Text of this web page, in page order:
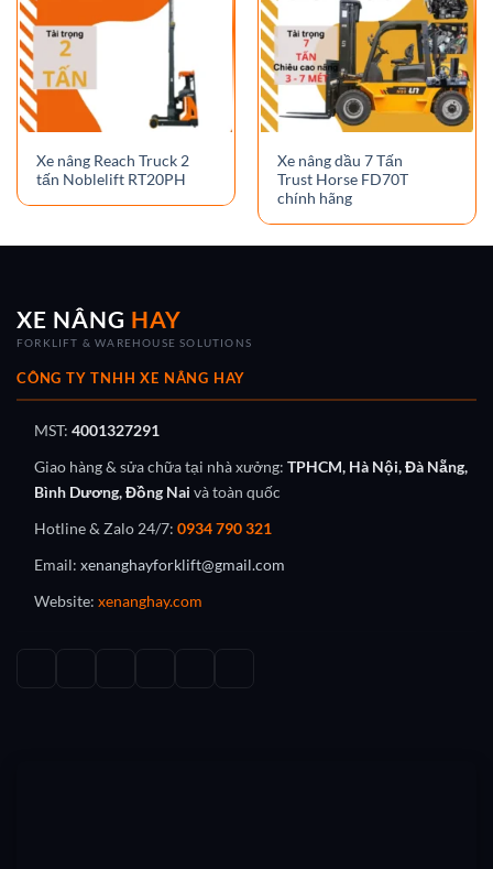
Xe nâng Reach Truck 2
tấn Noblelift RT20PH
Xe nâng dầu 7 Tấn
Trust Horse FD70T
chính hãng
XE NÂNG HAY
FORKLIFT & WAREHOUSE SOLUTIONS
CÔNG TY TNHH XE NÂNG HAY
MST: 4001327291
Giao hàng & sửa chữa tại nhà xưởng: TPHCM, Hà Nội, Đà Nẵng,
Bình Dương, Đồng Nai và toàn quốc
Hotline & Zalo 24/7: 0934 790 321
Email: xenanghayforklift@gmail.com
Website: xenanghay.com